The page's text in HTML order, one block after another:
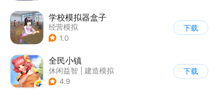
学校模拟器盒子
经营模拟
1.0
下载
全民小镇
休闲益智
建造模拟
| 卡通
4.9
下载